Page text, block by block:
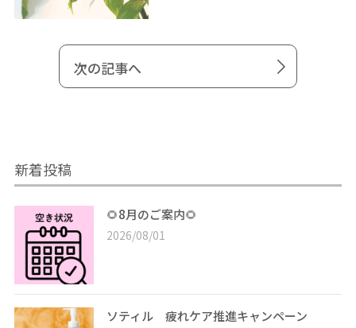
次の記事へ
新着投稿
🌻8月のご案内🌻
2026/08/01
ソティル 疲れケア推進キャンペーン